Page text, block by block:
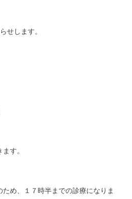
せします。
す。
ため、１７時半までの診療になりま